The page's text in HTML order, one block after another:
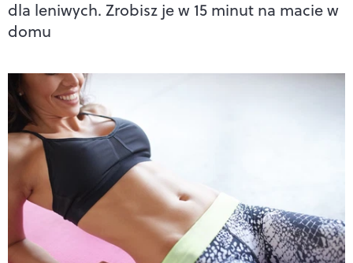
dla leniwych. Zrobisz je w 15 minut na macie w
domu